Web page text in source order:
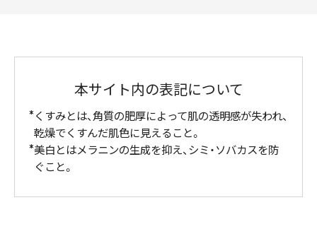
本サイト内の表記について
くすみとは、角質の肥厚によって肌の透明感が失われ、
乾燥でくすんだ肌色に見えること。
美白とはメラニンの生成を抑え、シミ・ソバカスを防
ぐこと。